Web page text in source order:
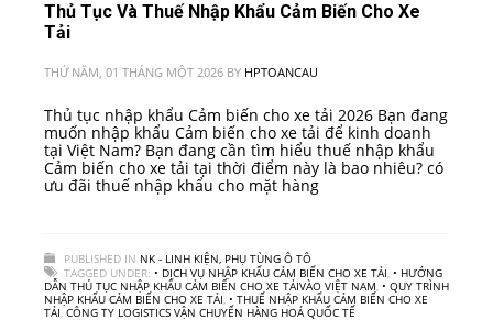
Thủ Tục Và Thuế Nhập Khẩu Cảm Biến Cho Xe
Tải
THỨ NĂM, 01 THÁNG MỘT 2026 BY HPTOANCAU
Thủ tục nhập khẩu Cảm biến cho xe tải 2026 Bạn đang
muốn nhập khẩu Cảm biến cho xe tải để kinh doanh
tại Việt Nam? Bạn đang cần tìm hiểu thuế nhập khẩu
Cảm biến cho xe tải tại thời điểm này là bao nhiêu? có
ưu đãi thuế nhập khẩu cho mặt hàng
PUBLISHED IN NK - LINH KIỆN, PHỤ TÙNG Ô TÔ
TAGGED UNDER: • DỊCH VỤ NHẬP KHẨU CẢM BIẾN CHO XE TẢI, • HƯỚNG
DẪN THỦ TỤC NHẬP KHẨU CẢM BIẾN CHO XE TẢIVÀO VIỆT NAM, • QUY TRÌNH
NHẬP KHẨU CẢM BIẾN CHO XE TẢI, • THUẾ NHẬP KHẨU CẢM BIẾN CHO XE
TẢI, CÔNG TY LOGISTICS VẬN CHUYỂN HÀNG HOÁ QUỐC TẾ